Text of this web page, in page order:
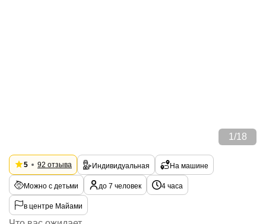
1 /18
5 92 отзыва Индивидуальная На машине
Можно с детьми до 7 человек 4 часа
в центре Майами